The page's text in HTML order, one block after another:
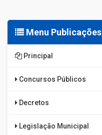
Menu Publicações
Principal
Concursos Públicos
Decretos
Legislação Municipal